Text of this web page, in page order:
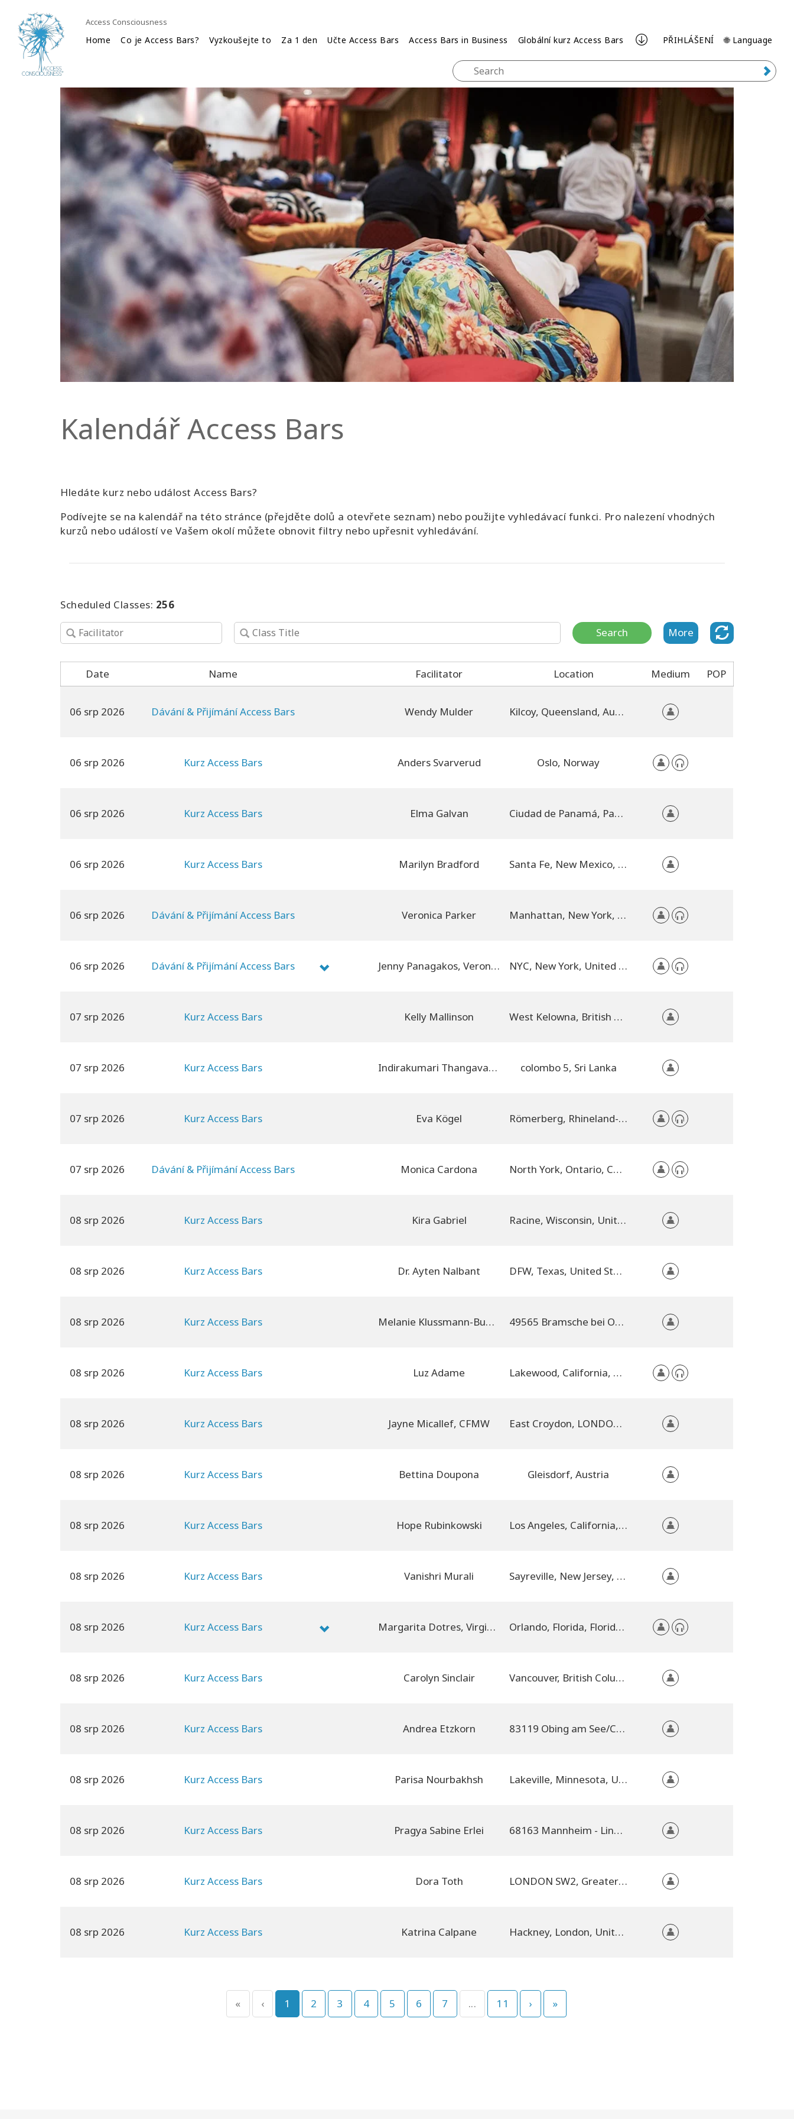
Access Consciousness
Home Co je Access Bars? Vyzkoušejte to Za 1 den Učte Access Bars Access Bars in Business Globální kurz Access Bars PŘIHLÁŠENÍ 🌐 Language
Kalendář Access Bars
Hledáte kurz nebo událost Access Bars?
Podívejte se na kalendář na této stránce (přejděte dolů a otevřete seznam) nebo použijte vyhledávací funkci. Pro nalezení vhodných
kurzů nebo událostí ve Vašem okolí můžete obnovit filtry nebo upřesnit vyhledávání.
Scheduled Classes: 256
Search More
Date Name Facilitator Location Medium POP
06 srp 2026 Dávání & Přijímání Access Bars Wendy Mulder Kilcoy, Queensland, Australia
06 srp 2026 Kurz Access Bars Anders Svarverud Oslo, Norway
06 srp 2026 Kurz Access Bars Elma Galvan Ciudad de Panamá, Panama
06 srp 2026 Kurz Access Bars Marilyn Bradford Santa Fe, New Mexico, United States
06 srp 2026 Dávání & Přijímání Access Bars Veronica Parker Manhattan, New York, United States
06 srp 2026 Dávání & Přijímání Access Bars Jenny Panagakos, Veronica Parker NYC, New York, United States
07 srp 2026 Kurz Access Bars Kelly Mallinson West Kelowna, British Columbia, Canada
07 srp 2026 Kurz Access Bars Indirakumari Thangavadivel colombo 5, Sri Lanka
07 srp 2026 Kurz Access Bars Eva Kögel Römerberg, Rhineland-Palatinate, Germany
07 srp 2026 Dávání & Přijímání Access Bars Monica Cardona North York, Ontario, Canada
08 srp 2026 Kurz Access Bars Kira Gabriel Racine, Wisconsin, United States
08 srp 2026 Kurz Access Bars Dr. Ayten Nalbant DFW, Texas, United States
08 srp 2026 Kurz Access Bars Melanie Klussmann-Buelter 49565 Bramsche bei Osnabrück, Lower Saxony, Germany
08 srp 2026 Kurz Access Bars Luz Adame Lakewood, California, United States
08 srp 2026 Kurz Access Bars Jayne Micallef, CFMW East Croydon, LONDON, Greater London, United Kingdom
08 srp 2026 Kurz Access Bars Bettina Doupona Gleisdorf, Austria
08 srp 2026 Kurz Access Bars Hope Rubinkowski Los Angeles, California, United States
08 srp 2026 Kurz Access Bars Vanishri Murali Sayreville, New Jersey, United States
08 srp 2026 Kurz Access Bars Margarita Dotres, Virginia Dotres Orlando, Florida, Florida, United States
08 srp 2026 Kurz Access Bars Carolyn Sinclair Vancouver, British Columbia, Canada
08 srp 2026 Kurz Access Bars Andrea Etzkorn 83119 Obing am See/Chiemgau, Rhineland-Palatinate, Germany
08 srp 2026 Kurz Access Bars Parisa Nourbakhsh Lakeville, Minnesota, United States
08 srp 2026 Kurz Access Bars Pragya Sabine Erlei 68163 Mannheim - Lindenhof direkt am Rhein, Baden-Württemberg, Germany
08 srp 2026 Kurz Access Bars Dora Toth LONDON SW2, Greater London, United Kingdom
08 srp 2026 Kurz Access Bars Katrina Calpane Hackney, London, United Kingdom
« ‹ 1 2 3 4 5 6 7 ... 11 › »